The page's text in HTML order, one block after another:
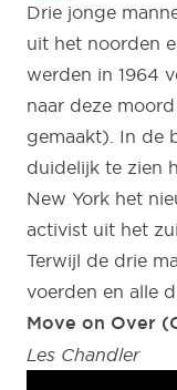
Drie jonge
uit het noorden
werden in 1964
naar deze
gemaakt). In de
duidelijk te zien
New York het
activist uit het
Terwijl de drie
voerden en alle
Move on Over
Les Chandler